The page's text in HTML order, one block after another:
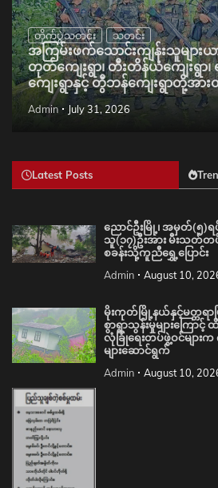
တိုက်ပွဲသတင်း သတင်း
အကြမ်းဖက်သောင်းကျန်းသူများ
တုတ်ကျေးရွာ၊ တီးတိန်ယံကျေးရွာ၊
ကျေးရွာနှင့် တွီဘန်ကျေးရွာတို့အာ
Admin July 31, 2026
Latest Posts
ညောင်ဦးမြို့၊ အမှတ်(၅
သူ(၁၇)ဦးအား မီးသတ်
စခန်းသို့ကူညီရွှေ့ပြောင်း
Admin August 10,
မိုးကုတ်မြို့နယ်နှင့်မတ္တရ
စွာရွာသွန်းမှုများကြောင့်
လုံခြုံရေးတပ်ဖွဲ့ဝင်မျာ
များဆောင်ရွက်
Admin August 10,